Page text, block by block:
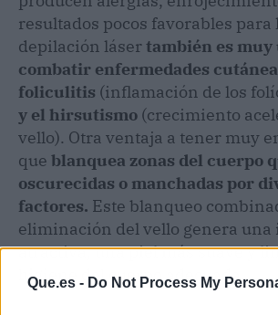
Que.es - Do Not Process My
resultados pocos favorables para
depilación lásertambién es
combatir enfermedades
foliculitis (inflamación de los
y el hirsutismo (crecimiento
vello). Otra ventaja a tener muy
que blanquea zonas del cuerpo
oscurecidas o manchadas por
factores. Este blanqueo
eliminación del vello genera una
atractiva, una piel más suave y
higiene del cuerpo adecuada.